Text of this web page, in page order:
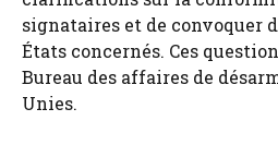
signataires et de convoquer
États concernés. Ces
Bureau des affaires de
Unies.